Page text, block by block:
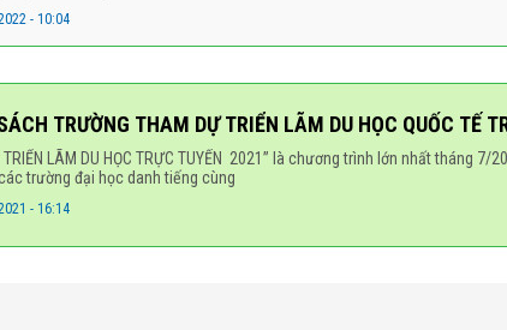
- 10:04
TRƯỜNG THAM DỰ TRIỂN LÃM DU HỌC QUỐC TẾ
TRIỂN LÃM DU HỌC TRỰC TUYẾN 2021” là chương trình lớn nhất tháng
trường đại học danh tiếng cùng
- 16:14